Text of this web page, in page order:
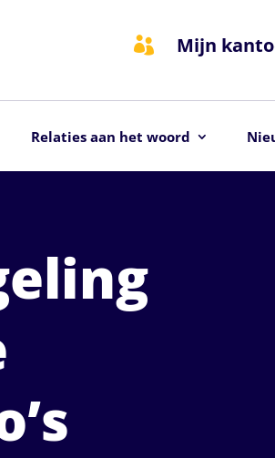
 Mijn
Relaties aan het woord